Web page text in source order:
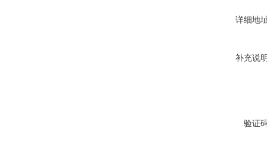
详细地
补充说
验证